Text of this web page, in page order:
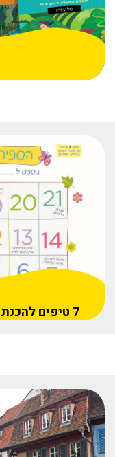
7 טיפים להכנת הילדים לקראת טיול משפחתי